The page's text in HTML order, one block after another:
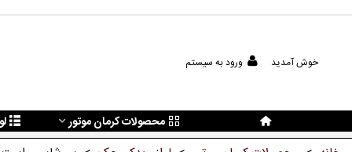
خوش آمدید ورود به سیستم
محصولات کرمان موتور